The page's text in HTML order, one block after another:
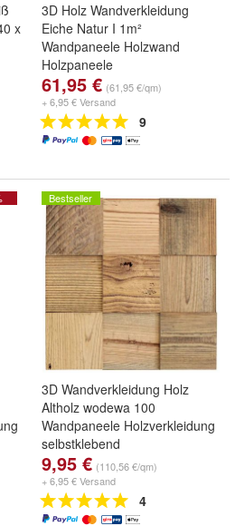
x
3D Holz Wandverkleidung
Eiche Natur I 1m²
Wandpaneele Holzwand
Holzpaneele
61,95 € (61,95 €/qm)
+ 6,95 € Versand
9
Bestseller
3D Wandverkleidung Holz
Altholz wodewa 100
Wandpaneele Holzverkleidung
selbstklebend
9,95 € (110,56 €/qm)
+ 6,95 € Versand
4